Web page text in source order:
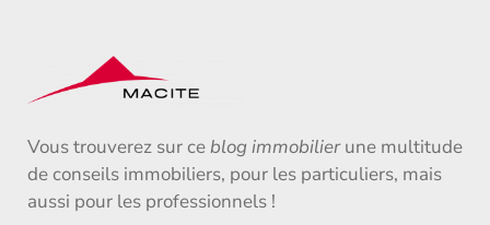
Vous trouverez sur ceblog immobilierune multitude
de conseils immobiliers, pour les particuliers, mais
aussi pour les professionnels !